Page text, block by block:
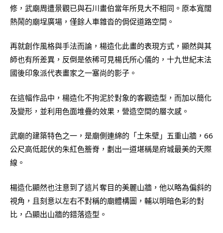
修，武廟周遭景觀已與石川畫伯當年所見大不相同。原本寬闊
熱鬧的廟埕廣場，僅餘人車雜沓的侷促道路空間。
再就創作風格與手法而論，楊造化此畫的表現方式，顯然與其
師也有所差異，反倒是依稀可見楊氏所心儀的，十九世紀末法
國後印象派代表畫家之一塞尚的影子。
在這幅作品中，楊造化不拘泥於對象的客觀造型，而加以簡化
及變形，並利用色面堆疊的效果，營造空間的層次感。
武廟的建築特色之一，是廟側連綿的「土朱壁」五重山牆，66
公尺高低起伏的朱紅色簷脊，劃出一道堪稱是府城最美的天際
線。
楊造化顯然也注意到了這片奪目的美麗山牆，他以略為偏斜的
視角，且刻意以左右不對稱的廟體構圖，輔以明暗色彩的對
比，凸顯出山牆的錯落造型。